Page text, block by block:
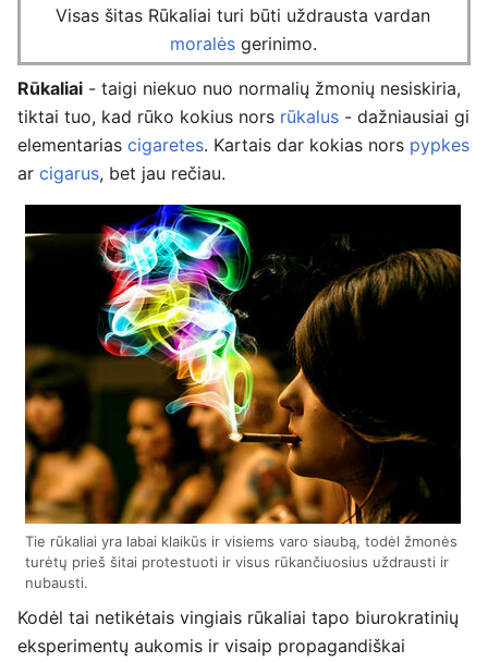
Visas šitas Rūkaliai turi būti uždrausta vardan
moralėsgerinimo.
Rūkaliai - taigi niekuo nuo normalių žmonių nesiskiria,
tiktai tuo, kad rūko kokius nors rūkalus - dažniausiai gi
elementarias cigaretes. Kartais dar kokias nors pypkes
ar cigarus, bet jau rečiau.
Tie rūkaliai yra labai klaikūs ir visiems varo siaubą, todėl žmonės
turėtų prieš šitai protestuoti ir visus rūkančiuosius uždrausti ir
nubausti.
Kodėl tai netikėtais vingiais rūkaliai tapo biurokratinių
eksperimentų aukomis ir visaip propagandiškai